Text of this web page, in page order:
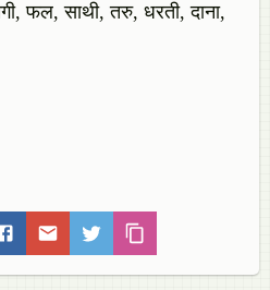
फल, साथी, तरु, धरती, दाना,